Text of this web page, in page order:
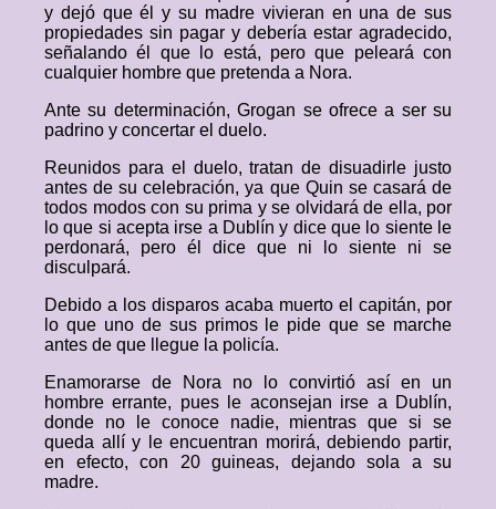
y dejó que él y su madre vivieran en una de sus
propiedades sin pagar y debería estar agradecido,
señalando él que lo está, pero que peleará con
cualquier hombre que pretenda a Nora.
Ante su determinación, Grogan se ofrece a ser su
padrino y concertar el duelo.
Reunidos para el duelo, tratan de disuadirle justo
antes de su celebración, ya que Quin se casará de
todos modos con su prima y se olvidará de ella, por
lo que si acepta irse a Dublín y dice que lo siente le
perdonará, pero él dice que ni lo siente ni se
disculpará.
Debido a los disparos acaba muerto el capitán, por
lo que uno de sus primos le pide que se marche
antes de que llegue la policía.
Enamorarse de Nora no lo convirtió así en un
hombre errante, pues le aconsejan irse a Dublín,
donde no le conoce nadie, mientras que si se
queda allí y le encuentran morirá, debiendo partir,
en efecto, con 20 guineas, dejando sola a su
madre.